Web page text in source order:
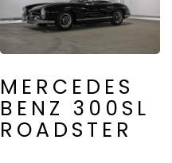
MERCEDES
BENZ 300SL
ROADSTER